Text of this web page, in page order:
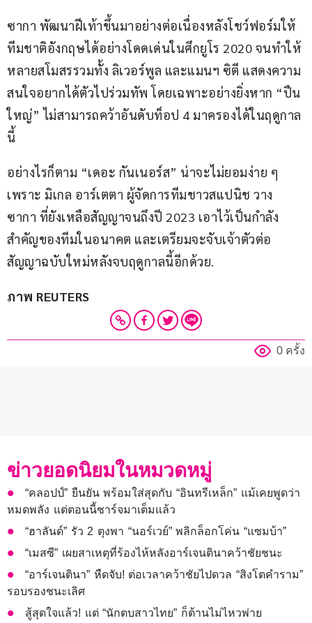
ซากา พัฒนาฝีเท้าขึ้นมาอย่างต่อเนื่องหลังโชว์ฟอร์มให้
ทีมชาติอังกฤษได้อย่างโดดเด่นในศึกยูโร 2020 จนทำให้
หลายสโมสรรวมทั้ง ลิเวอร์พูล และแมนฯ ซิตี แสดงความ
สนใจอยากได้ตัวไปร่วมทัพ โดยเฉพาะอย่างยิ่งหาก “ปืน
ใหญ่” ไม่สามารถคว้าอันดับท็อป 4 มาครองได้ในฤดูกาล
นี้
อย่างไรก็ตาม “เดอะ กันเนอร์ส” น่าจะไม่ยอมง่าย ๆ
เพราะ มิเกล อาร์เตตา ผู้จัดการทีมชาวสแปนิช วาง
ซากา ที่ยังเหลือสัญญาจนถึงปี 2023 เอาไว้เป็นกำลัง
สำคัญของทีมในอนาคต และเตรียมจะจับเจ้าตัวต่อ
สัญญาฉบับใหม่หลังจบฤดูกาลนี้อีกด้วย.
ภาพ REUTERS
0 ครั้ง
ข่าวยอดนิยมในหมวดหมู่
“คลอปป์” ยืนยัน พร้อมใส่สุดกับ “อินทรีเหล็ก” แม้เคยพูดว่า
หมดพลัง แต่ตอนนี้ชาร์จมาเต็มแล้ว
“ฮาลันด์” รัว 2 ตุงพา “นอร์เวย์” พลิกล็อกโค่น “แซมบ้า”
“เมสซี” เผยสาเหตุที่ร้องไห้หลังอาร์เจนตินาคว้าชัยชนะ
“อาร์เจนตินา” หืดจับ! ต่อเวลาคว้าชัยไปดวล “สิงโตคำราม”
รอบรองชนะเลิศ
สู้สุดใจแล้ว! แต่ “นักตบสาวไทย” ก็ต้านไม่ไหวพ่าย